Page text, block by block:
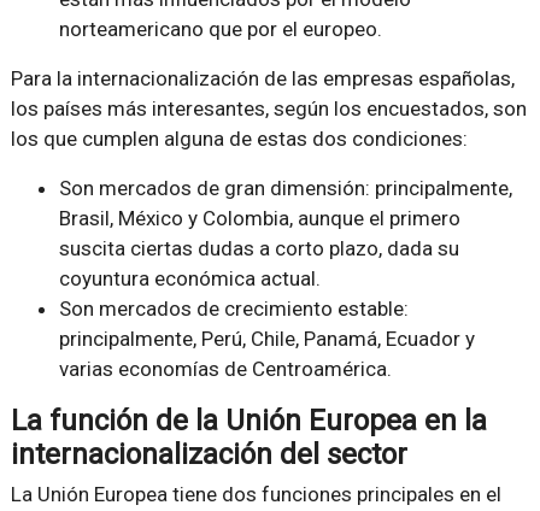
norteamericano que por el europeo.
Para la internacionalización de las empresas españolas,
los países más interesantes, según los encuestados, son
los que cumplen alguna de estas dos condiciones:
Son mercados de gran dimensión: principalmente,
Brasil, México y Colombia, aunque el primero
suscita ciertas dudas a corto plazo, dada su
coyuntura económica actual.
Son mercados de crecimiento estable:
principalmente, Perú, Chile, Panamá, Ecuador y
varias economías de Centroamérica.
La función de la Unión Europea en la
internacionalización del sector
La Unión Europea tiene dos funciones principales en el